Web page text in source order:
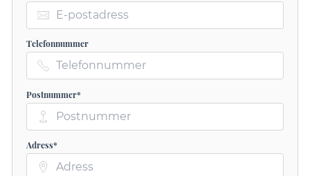
Telefonnummer
Postnummer*
Adress*